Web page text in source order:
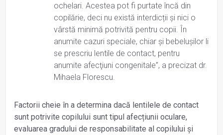
ochelari. Acestea pot fi purtate încă din
copilărie, deci nu există interdicții și nici o
vârstă minimă potrivită pentru copii. În
anumite cazuri speciale, chiar şi bebeluşilor li
se prescriu lentile de contact, pentru
anumite afecţiuni congenitale”, a precizat dr.
Mihaela Florescu.
Factorii cheie în a determina dacă lentilele de contact
sunt potrivite copilului sunt tipul afecțiunii oculare,
evaluarea gradului de responsabilitate al copilului şi